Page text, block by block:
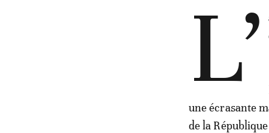
L’
une écrasante
de la